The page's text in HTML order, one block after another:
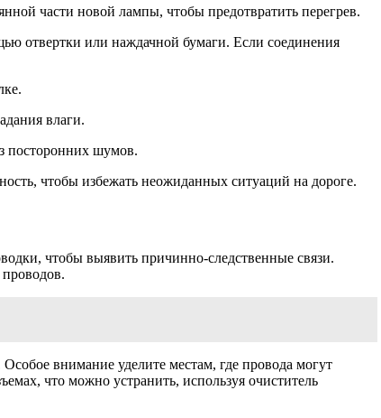
части новой лампы, чтобы предотвратить перегрев.
отвертки или наждачной бумаги. Если соединения
влаги.
посторонних шумов.
чтобы избежать неожиданных ситуаций на дороге.
чтобы выявить причинно-следственные связи.
внимание уделите местам, где провода могут
что можно устранить, используя очиститель